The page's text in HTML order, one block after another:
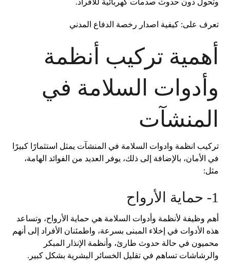
تعرف على:كيفية اصدار رخصة الدفاع المدني
أهمية تركيب أنظمة
وأدوات السلامة في
المنشآت
تركيب انظمة وادوات السلامة في المنشآت يمثل استثمارًا كبيرًا
في الأمان، بالإضافة إلى ذلك، يوفر العديد من الفوائد الهامة،
مثل:
1- حماية الأرواح
أهم وظيفة لأنظمة وأدوات السلامة هي حماية الأرواح، وتساعد
هذه الأدوات في إخلاء المبنى بسرعة، واطمئنان الأفراد إلى أنهم
محميون في حالة حدوث طارئ، وأنظمة الإنذار المبكر
والرشاشات تساهم في تقليل الخسائر البشرية بشكل كبير.